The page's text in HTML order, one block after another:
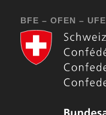
BFE – OFEN – UFE